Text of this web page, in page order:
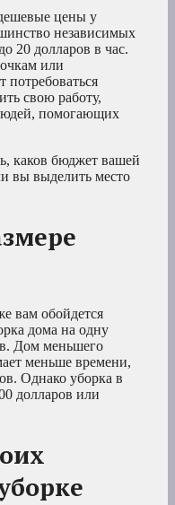
цены у
независимых
20 долларов в час.
или
свою работу,
помогающих
каков бюджет вашей
вы выделить место
вам обойдется
дома на одну
Дом меньшего
меньше времени,
Однако уборка в
долларов или